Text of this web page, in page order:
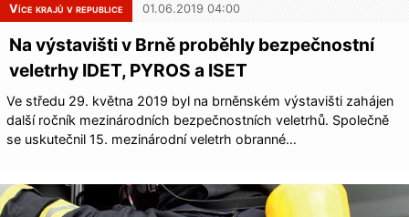
Více krajů v republice 01.06.2019 04:00
Na výstavišti v Brně proběhly bezpečnostní
veletrhy IDET, PYROS a ISET
Ve středu 29. května 2019 byl na brněnském výstavišti zahájen
další ročník mezinárodních bezpečnostních veletrhů. Společně
se uskutečnil 15. mezinárodní veletrh obranné…